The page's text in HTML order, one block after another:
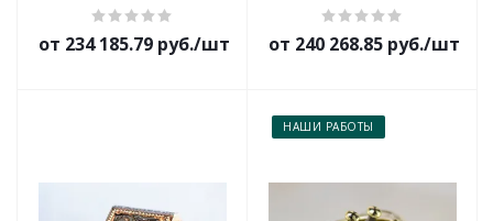
от 234 185.79 руб./шт от 240 268.85 руб./шт
НАШИ РАБОТЫ